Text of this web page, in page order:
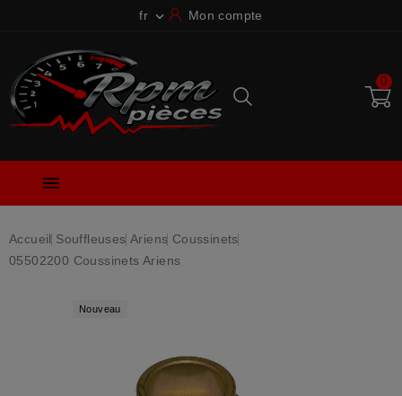
fr  Mon compte
0

Accueil Souffleuses Ariens Coussinets
05502200 Coussinets Ariens
Nouveau